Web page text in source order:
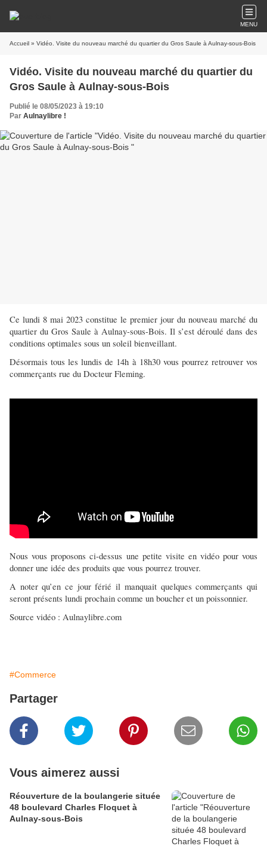
MENU
Accueil » Vidéo. Visite du nouveau marché du quartier du Gros Saule à Aulnay-sous-Bois
Vidéo. Visite du nouveau marché du quartier du
Gros Saule à Aulnay-sous-Bois
Publié le 08/05/2023 à 19:10
Par Aulnaylibre !
Ce lundi 8 mai 2023 constitue le premier jour du nouveau marché du
quartier du Gros Saule à Aulnay-sous-Bois. Il s’est déroulé dans des
conditions optimales sous un soleil bienveillant.
Désormais tous les lundis de 14h à 18h30 vous pourrez retrouver vos
commerçants rue du Docteur Fleming.
Nous vous proposons ci-dessus une petite visite en vidéo pour vous
donner une idée des produits que vous pourrez trouver.
A noter qu’en ce jour férié il manquait quelques commerçants qui
seront présents lundi prochain comme un boucher et un poissonnier.
Source vidéo : Aulnaylibre.com
#Commerce
Partager
Vous aimerez aussi
Réouverture de la boulangerie située
48 boulevard Charles Floquet à
Aulnay-sous-Bois